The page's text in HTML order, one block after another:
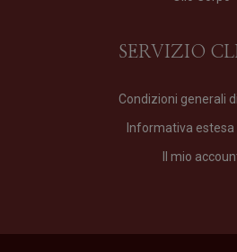
SERVIZIO
Condizioni generali
Informativa estesa
Il mio